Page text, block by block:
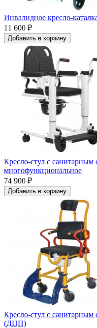
Инвалидное кресло-
11 600 ₽
Добавить в корзину
Кресло-стул с
многофункциональное
74 900 ₽
Добавить в корзину
Кресло-стул с
(ДЦП)